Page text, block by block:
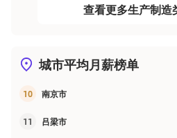
查看更多生产制造
城市平均月薪榜单
10 南京市
11 吕梁市